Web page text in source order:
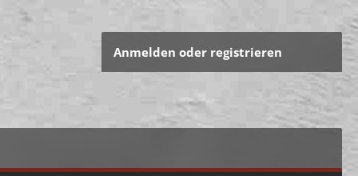
Anmelden oder registrieren